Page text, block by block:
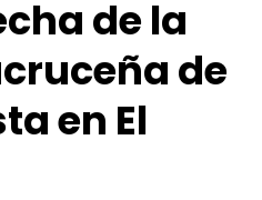
de la
de
en El